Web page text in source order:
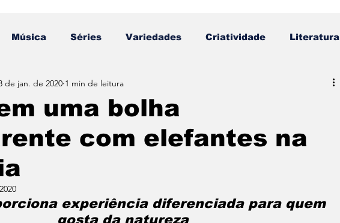
Música Séries Variedades Criatividade Literatura
uma bolha
com elefantes na
de jan. de 2020 1 min de leitura
experiência diferenciada para quem
gosta da natureza